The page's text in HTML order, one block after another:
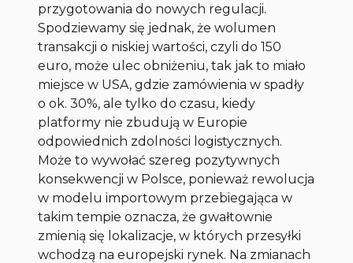
przygotowania do nowych regulacji.
Spodziewamy się jednak, że wolumen
transakcji o niskiej wartości, czyli do 150
euro, może ulec obniżeniu, tak jak to miało
miejsce w USA, gdzie zamówienia w spadły
o ok. 30%, ale tylko do czasu, kiedy
platformy nie zbudują w Europie
odpowiednich zdolności logistycznych.
Może to wywołać szereg pozytywnych
konsekwencji w Polsce, ponieważ rewolucja
w modelu importowym przebiegająca w
takim tempie oznacza, że gwałtownie
zmienią się lokalizacje, w których przesyłki
wchodzą na europejski rynek. Na zmianach